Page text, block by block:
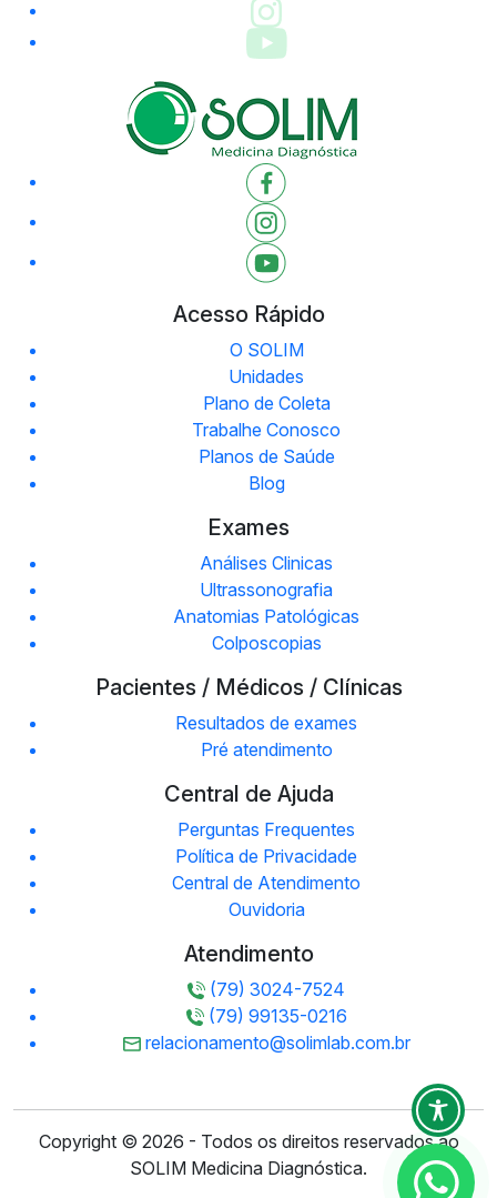
Acesso Rápido
O SOLIM
Unidades
Plano de Coleta
Trabalhe Conosco
Planos de Saúde
Blog
Exames
Análises Clinicas
Ultrassonografia
Anatomias Patológicas
Colposcopias
Pacientes / Médicos / Clínicas
Resultados de exames
Pré atendimento
Central de Ajuda
Perguntas Frequentes
Política de Privacidade
Central de Atendimento
Ouvidoria
Atendimento
(79) 3024-7524
(79) 99135-0216
relacionamento@solimlab.com.br
Copyright © 2026 - Todos os direitos reservados ao
SOLIM Medicina Diagnóstica.